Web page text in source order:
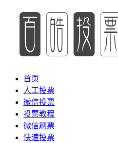
首页
人工投票
微信投票
投票教程
微信刷票
快速投票